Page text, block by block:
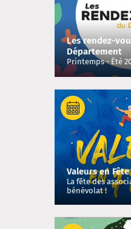
Les rendez-
Département
Printemps - Été
Valeurs en Fête
La fête des
bénévolat !